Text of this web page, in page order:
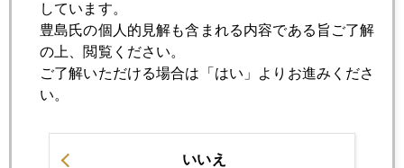
最後に、今日の日経朝刊にはマーケット面に円建て金価格高
騰で商売繁盛の記事。商品面にはプラチナが安いという解説
記事あり。
2015年
しています。
豊島氏の個人的見解も含まれる内容である旨ご了解
の上、閲覧ください。
ご了解いただける場合は「はい」よりお進みくださ
い。
いいえ